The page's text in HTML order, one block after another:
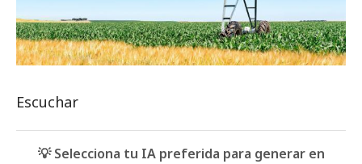
Escuchar
💡 Selecciona tu IA preferida para generar en